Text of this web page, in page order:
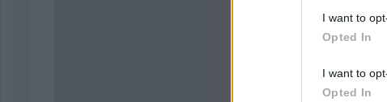
I want to
Opted In
I want to
Opted In